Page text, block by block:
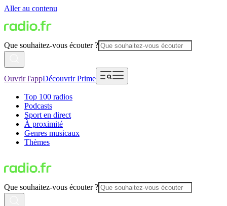
Aller au contenu
Que souhaitez-vous écouter ?
Ouvrir l'appDécouvrir Prime
Top 100 radios
Podcasts
Sport en direct
À proximité
Genres musicaux
Thèmes
Que souhaitez-vous écouter ?